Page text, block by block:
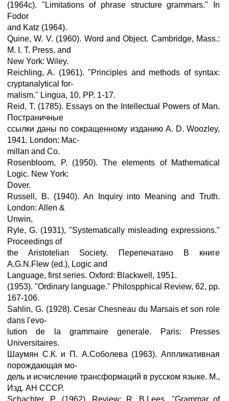
(1964c). "Limitations of phrase structure grammars." In
Fodor
and Katz (1964).
Quine, W. V. (1960). Word and Object. Cambridge, Mass.:
M. I. T. Press, and
New York: Wiley.
Reichling, A. (1961). "Principles and methods of syntax:
cryptanalytical for-
malism.'' Lingua, 10, PP. 1-17.
Reid, T. (1785). Essays on the Intellectual Powers of Man.
Постраничные
ссылки даны по сокращенному изданию A. D. Woozley,
1941. London: Mac-
millan and Co.
Rosenbloom, P. (1950). The elements of Mathematical
Logic. New York:
Dover.
Russell, B. (1940). An Inquiry into Meaning and Truth.
London: Allen &
Unwin,
Ryle, G. (1931), "Systematically misleading expressions."
Proceedings of
the Aristotelian Society. Перепечатано В книге
A.G.N.Flew (ed.), Logic and
Language, first series. Oxford: Blackwell, 1951.
(1953). "Ordinary language." Philospphical Review, 62, pp.
167-106.
Sahlin, G. (1928). Cesar Chesneau du Marsais et son role
dans l'evo-
lution de la grammaire generale. Paris: Presses
Universitaires.
Шаумян С.К. и П. А.Соболева (1963). Аппликативная
порождающая мо-
дель и исчисление трансформаций в русском языке. М.,
Изд. АН СССР.
Schachter, P. (1962). Review: R. В.Lees, "Grammar of